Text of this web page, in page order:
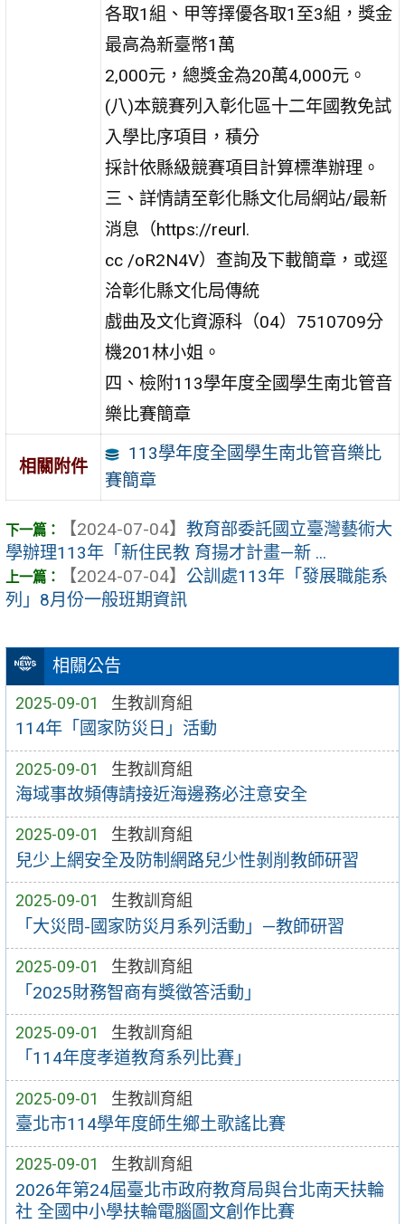
相關公告
2025-09-01 生教訓育組
114年「國家防災日」活動
2025-09-01 生教訓育組
海域事故頻傳請接近海邊務必注意安全
2025-09-01 生教訓育組
兒少上網安全及防制網路兒少性剝削教師研習
2025-09-01 生教訓育組
「大災問-國家防災月系列活動」—教師研習
2025-09-01 生教訓育組
「2025財務智商有獎徵答活動」
2025-09-01 生教訓育組
「114年度孝道教育系列比賽」
2025-09-01 生教訓育組
臺北市114學年度師生鄉土歌謠比賽
2025-09-01 生教訓育組
2026年第24屆臺北市政府教育局與台北南天扶輪
社 全國中小學扶輪電腦圖文創作比賽
各取1組、甲等擇優各取1至3組，獎金
最高為新臺幣1萬
2,000元，總獎金為20萬4,000元。
(八)本競賽列入彰化區十二年國教免試
入學比序項目，積分
採計依縣級競賽項目計算標準辦理。
三、詳情請至彰化縣文化局網站/最新
消息（https://reurl.
cc /oR2N4V）查詢及下載簡章，或逕
洽彰化縣文化局傳統
戲曲及文化資源科（04）7510709分
機201林小姐。
四、檢附113學年度全國學生南北管音
樂比賽簡章
相關附件
113學年度全國學生南北管音樂比
賽簡章
【2024-07-04】 教育部委託國立臺灣藝術大
學辦理113年「新住民教 育揚才計畫—新 ...
【2024-07-04】 公訓處113年「發展職能系
列」8月份一般班期資訊